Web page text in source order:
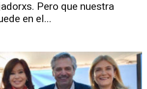
Pero que nuestra
en el...